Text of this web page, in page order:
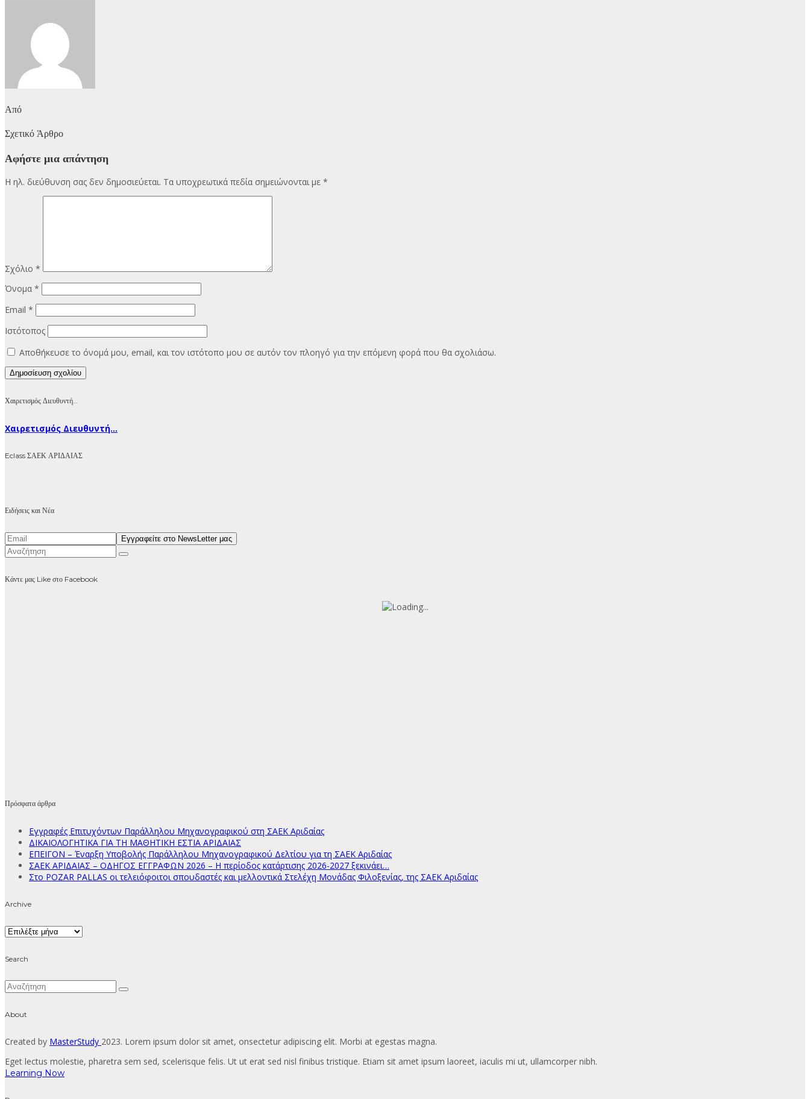
Από
Σχετικό Άρθρο
Αφήστε μια απάντηση
Η ηλ. διεύθυνση σας δεν δημοσιεύεται. Τα υποχρεωτικά πεδία σημειώνονται με *
Σχόλιο *
Όνομα *
Email *
Ιστότοπος
Αποθήκευσε το όνομά μου, email, και τον ιστότοπο μου σε αυτόν τον πλοηγό για την επόμενη φορά που θα σχολιάσω.
Χαιρετισμός Διευθυντή…
Χαιρετισμός Διευθυντή...
Eclass ΣΑΕΚ ΑΡΙΔΑΙΑΣ
Ειδήσεις και Νέα
Κάντε μας Like στο Facebook
Πρόσφατα άρθρα
Εγγραφές Επιτυχόντων Παράλληλου Μηχανογραφικού στη ΣΑΕΚ Αριδαίας
ΔΙΚΑΙΟΛΟΓΗΤΙΚΑ ΓΙΑ ΤΗ ΜΑΘΗΤΙΚΗ ΕΣΤΙΑ ΑΡΙΔΑΙΑΣ
ΕΠΕΙΓΟΝ – Έναρξη Υποβολής Παράλληλου Μηχανογραφικού Δελτίου για τη ΣΑΕΚ Αριδαίας
ΣΑΕΚ ΑΡΙΔΑΙΑΣ – ΟΔΗΓΟΣ ΕΓΓΡΑΦΩΝ 2026 – Η περίοδος κατάρτισης 2026-2027 ξεκινάει…
Στο POZAR PALLAS οι τελειόφοιτοι σπουδαστές και μελλοντικά Στελέχη Μονάδας Φιλοξενίας, της ΣΑΕΚ Αριδαίας
Archive
Archive
Search
About
Created by MasterStudy 2023. Lorem ipsum dolor sit amet, onsectetur adipiscing elit. Morbi at egestas magna.
Eget lectus molestie, pharetra sem sed, scelerisque felis. Ut ut erat sed nisl finibus tristique. Etiam sit amet ipsum laoreet, iaculis mi ut, ullamcorper nibh.
Learning Now